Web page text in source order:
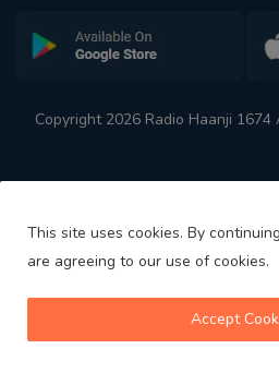
Copyright 2026 Radio Haanji
This site uses cookies. By
are agreeing to our use of cookies.
Accept
Australia's No. 1 Indian
skip_previous play_arrow skip_next